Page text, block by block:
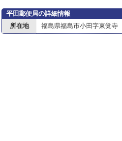
平田郵便局の詳細情報
所在地
福島県福島市小田字東覚寺